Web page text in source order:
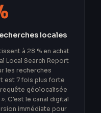
locales
à 28 % en achat
Local Search Report
les recherches
est 7 fois plus forte
géolocalisée
C'est le canal digital
immédiate pour